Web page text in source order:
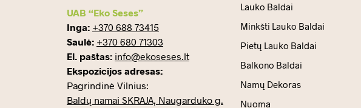
UAB “Eko Seses”
Inga: +370 688 73415
Saulė: +370 680 71303
El. paštas: info@ekoseses.lt
Ekspozicijos adresas:
Pagrindinė Vilnius:
Baldų namai SKRAJA, Naugarduko g.
Lauko Baldai
Minkšti Lauko Baldai
Pietų Lauko Baldai
Balkono Baldai
Namų Dekoras
Nuoma